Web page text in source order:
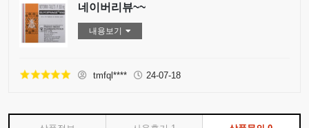
네이버리뷰~~
내용보기
tmfql**** 24-07-18